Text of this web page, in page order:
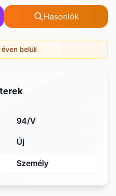
Hasonlók
belüli
94/V
Új
Személy